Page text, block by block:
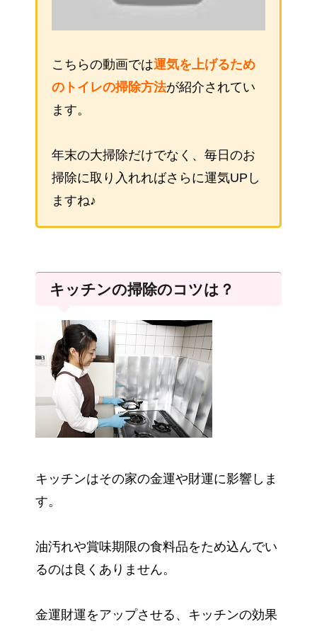
こちらの動画では運気を上げるため
のトイレの掃除方法が紹介されてい
ます。
年末の大掃除だけでなく、毎日のお
掃除に取り入れればさらに運気UPし
ますね♪
キッチンの掃除のコツは？
キッチンはその家の金運や財運に影響しま
す。
油汚れや賞味期限の食料品をため込んでい
るのは良くありません。
金運財運をアップさせる、キッチンの効果